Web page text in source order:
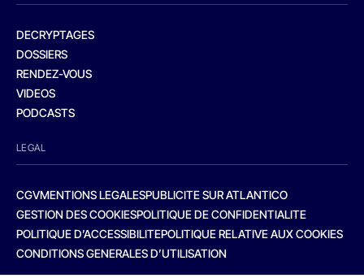
DECRYPTAGES
DOSSIERS
RENDEZ-VOUS
VIDEOS
PODCASTS
LEGAL
CGVMENTIONS LEGALESPUBLICITE SUR ATLANTICO
GESTION DES COOKIESPOLITIQUE DE CONFIDENTIALITE
POLITIQUE D’ACCESSIBILITEPOLITIQUE RELATIVE AUX COOKIES
CONDITIONS GENERALES D’UTILISATION